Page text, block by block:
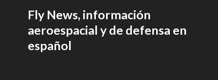
Fly News, información
aeroespacial y de defensa en
español